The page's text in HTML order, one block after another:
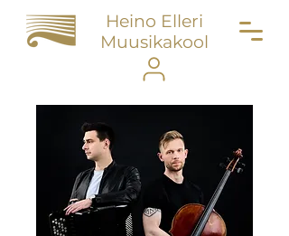
Heino Elleri
Muusikakool